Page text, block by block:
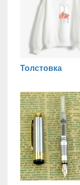
Толстовка